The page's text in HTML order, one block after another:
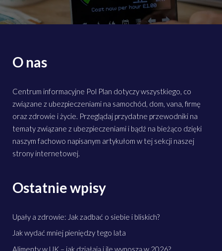
O nas
Centrum informacyjne Pol Plan dotyczy wszystkiego, co
związane z ubezpieczeniami na samochód, dom, vana, firmę
oraz zdrowie i życie. Przeglądaj przydatne przewodniki na
tematy związane z ubezpieczeniami i bądź na bieżąco dzięki
naszym fachowo napisanym artykułom w tej sekcji naszej
strony internetowej.
Ostatnie wpisy
Upały a zdrowie: Jak zadbać o siebie i bliskich?
Jak wydać mniej pieniędzy tego lata
Alimenty w UK – jak działają i ile wynoszą w 2026?